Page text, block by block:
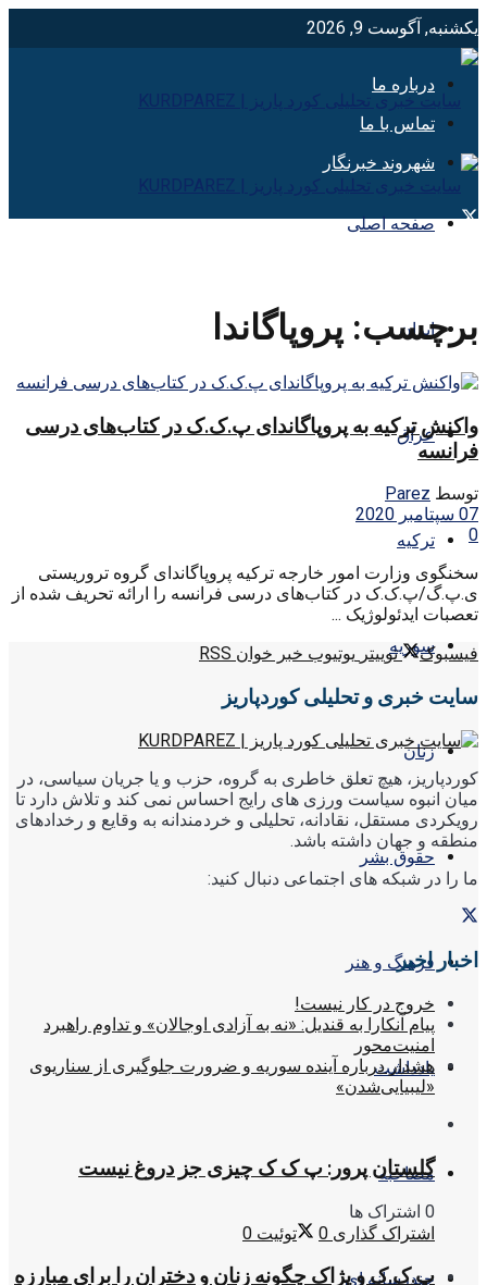
یکشنبه, آگوست 9, 2026
درباره ما
تماس با ما
شهروند خبرنگار
صفحه اصلی
ایران
عراق
ترکیه
سوریه
زنان
حقوق بشر
فرهنگ و هنر
یادداشت
مصاحبه
چندرسانه ای
برچسب: پروپاگاندا
واکنش ترکیه به پروپاگاندای پ.ک.ک در کتاب‌های درسی
فرانسه
توسط Parez
07 سپتامبر 2020
0
سخنگوی وزارت امور خارجه ترکیه پروپاگاندای گروه تروریستی
ی.پ.گ/پ.ک.ک در کتاب‌های درسی فرانسه را ارائه تحریف شده از
تعصبات ایدئولوژیک ...
فیسبوک
توییتر یوتیوب خبر خوان RSS
سایت خبری و تحلیلی کوردپاریز
کوردپاریز، هیچ تعلق خاطری به گروه، حزب و یا جریان سیاسی، در
میان انبوه سیاست ورزی های رایج احساس نمی کند و تلاش دارد تا
رویکردی مستقل، نقادانه، تحلیلی و خردمندانه به وقایع و رخدادهای
منطقه و جهان داشته باشد.
ما را در شبکه های اجتماعی دنبال کنید:
اخبار اخیر
خروج در کار نیست!
پیام آنکارا به قندیل: «نه به آزادی اوجالان» و تداوم راهبرد
امنیت‌محور
هشدار درباره آینده سوریه و ضرورت جلوگیری از سناریوی
«لیبیایی‌شدن»
گلستان پرور: پ ک ک چیزی جز دروغ نیست
0 اشتراک ها
اشتراک گذاری 0 توئیت 0
پ.ک.ک و پژاک چگونه زنان و دختران را برای مبارزه